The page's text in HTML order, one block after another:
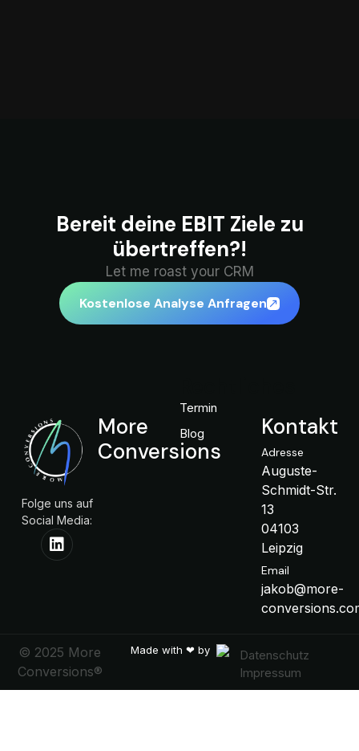
Bereit deine EBIT Ziele zu
übertreffen?!
Let me roast your CRM
Kostenlose Analyse Anfragen
Kontakt
Adresse
Auguste-
Schmidt-Str.
13
04103
Leipzig
Email
jakob@more-
Termin
Blog
More
Conversions
Folge uns auf
Social Media:
Datenschutz
Impressum
Made with ❤ by
© 2025 More
Conversions®